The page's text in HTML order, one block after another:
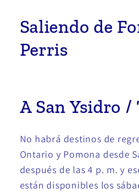
Saliendo de
Perris
A San Ysidro
No habrá destinos de
Ontario y Pomona desde
después de las 4 p. m. y
están disponibles los